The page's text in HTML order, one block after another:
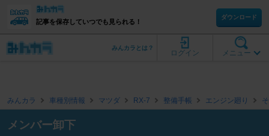
記事を保存していつでも見られる！
ダウンロード
メニュー
ログイン
みんカラとは？
みんカラ 車種別情報 マツダ RX-7 整備手帳 エンジン廻り
メンバー卸下